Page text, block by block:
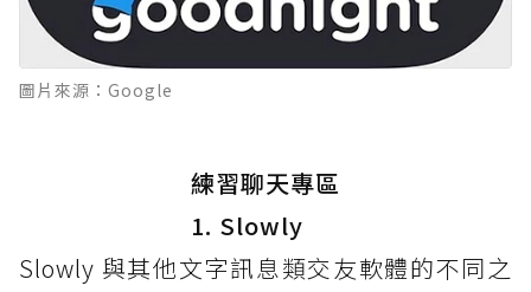
圖片來源：Google
練習聊天專區
1. Slowly
Slowly 與其他文字訊息類交友軟體的不同之